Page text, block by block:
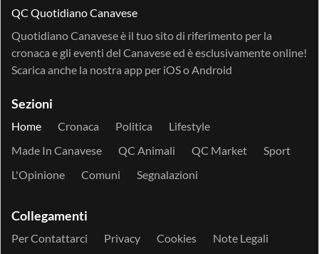
QC Quotidiano Canavese
Quotidiano Canavese è il tuo sito di riferimento per la
cronaca e gli eventi del Canavese ed è esclusivamente online!
Scarica anche la nostra app per iOSo Android
Sezioni
Home Cronaca Politica
Lifestyle
Made In Canavese
QC Animali QC Market
Sport
L'Opinione
Comuni Segnalazioni
Collegamenti
Per Contattarci Privacy Cookies
Note Legali